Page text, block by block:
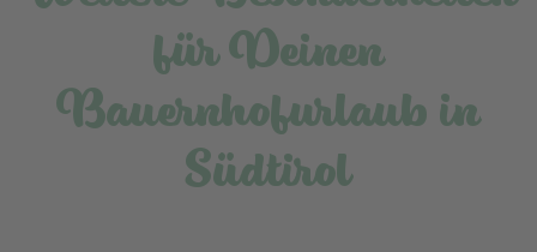
für Deinen
Bauernhofurlaub in
Südtirol